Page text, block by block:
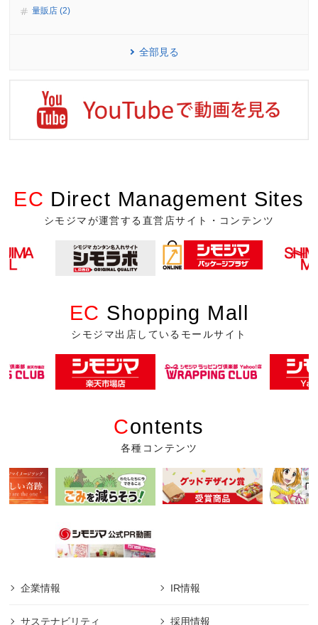
量販店 (2)
全部見る
EC Direct Management Sites
シモジマが運営する直営店サイト・コンテンツ
EC Shopping Mall
シモジマ出店しているモールサイト
Contents
各種コンテンツ
企業情報 IR情報
サステナビリティ 採用情報